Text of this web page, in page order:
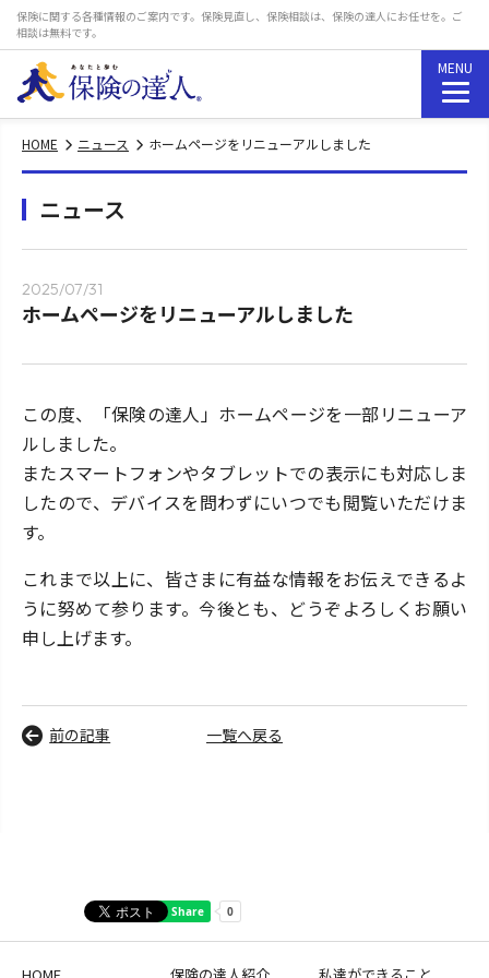
保険に関する各種情報のご案内です。保険見直し、保険相談は、保険の達人にお任せを。ご
相談は無料です。
MENU
保険の達人を探す！
保険の達人紹介
保険の達人はここが違う
保険の達人について
おすすめ保険商品ランキング
ニュースリリース
プライバシーポリシー
HOME ニュース ホームページをリニューアルしました
ニュース
2025/07/31
ホームページをリニューアルしました
この度、「保険の達人」ホームページを一部リニューア
ルしました。
またスマートフォンやタブレットでの表示にも対応しま
したので、デバイスを問わずにいつでも閲覧いただけま
す。
これまで以上に、皆さまに有益な情報をお伝えできるよ
うに努めて参ります。今後とも、どうぞよろしくお願い
申し上げます。
前の記事 一覧へ戻る